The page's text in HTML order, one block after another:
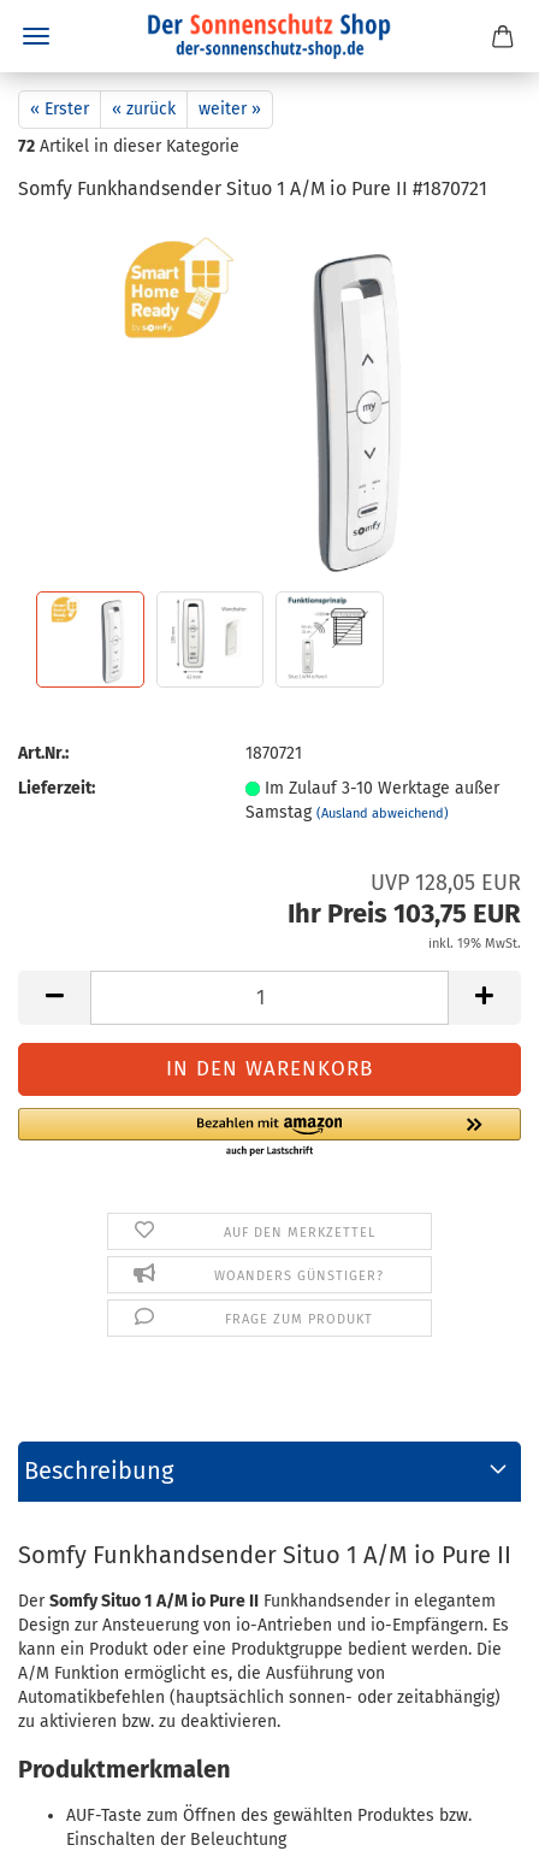
« Erster « zurück
weiter »
72 Artikel in dieser Kategorie
Somfy Funk­hand­sen­der Situo 1 A/M io Pure II #1870721
Art.Nr.:
1870721
Lieferzeit:
Im Zulauf 3-10 Werktage außer
Samstag(Ausland abweichend)
UVP 128,05 EUR
Ihr Preis 103,75 EUR
inkl. 19% MwSt.
AUF DEN MERKZETTEL
WOANDERS GÜNSTIGER?
FRAGE ZUM PRODUKT
Beschreibung
Somfy Funkhandsender Situo 1 A/M io Pure II
DerSomfy Situo 1 A/M io Pure II Funkhandsender in elegantem
Design zur Ansteuerung von io-Antrieben und io-Empfängern. Es
kann ein Produkt oder eine Produktgruppe bedient werden. Die
A/M Funktion ermöglicht es, die Ausführung von
Automatikbefehlen (hauptsächlich sonnen- oder zeitabhängig)
zu aktivieren bzw. zu deaktivieren.
Produktmerkmalen
AUF-Taste zum Öffnen des gewählten Produktes bzw.
Einschalten der Beleuchtung